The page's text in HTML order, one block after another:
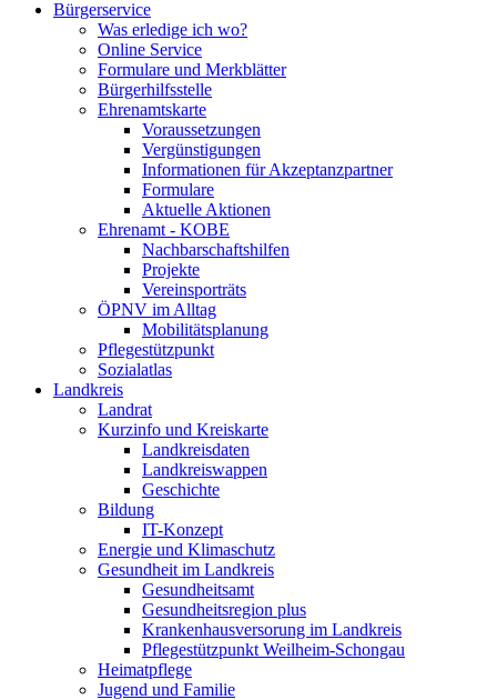
Bürgerservice
Was erledige ich wo?
Online Service
Formulare und Merkblätter
Bürgerhilfsstelle
Ehrenamtskarte
Voraussetzungen
Vergünstigungen
Informationen für Akzeptanzpartner
Formulare
Aktuelle Aktionen
Ehrenamt - KOBE
Nachbarschaftshilfen
Projekte
Vereinsporträts
ÖPNV im Alltag
Mobilitätsplanung
Pflegestützpunkt
Sozialatlas
Landkreis
Landrat
Kurzinfo und Kreiskarte
Landkreisdaten
Landkreiswappen
Geschichte
Bildung
IT-Konzept
Energie und Klimaschutz
Gesundheit im Landkreis
Gesundheitsamt
Gesundheitsregion plus
Krankenhausversorung im Landkreis
Pflegestützpunkt Weilheim-Schongau
Heimatpflege
Jugend und Familie